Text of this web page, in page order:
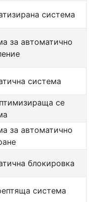
система
за автоматично
система
се
за автоматично
блокировка
система